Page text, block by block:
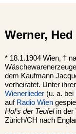
Werner, Hed
* 18.1.1904 Wien, †
dem Kaufmann
verheiratet. Unter
Wienerlieder (u. a. bei
auf Radio Wien
Hol’s der Teufelin der
Zürich/CH nach